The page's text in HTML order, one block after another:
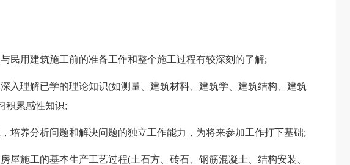
民用建筑施工前的准备工作和整个施工过程有较深刻的了解;
入理解已学的理论知识(如测量、建筑材料、建筑学、建筑结构、建筑
积累感性知识;
培养分析问题和解决问题的独立工作能力，为将来参加工作打下基础;
屋施工的基本生产工艺过程(土石方、砖石、钢筋混凝土、结构安装、